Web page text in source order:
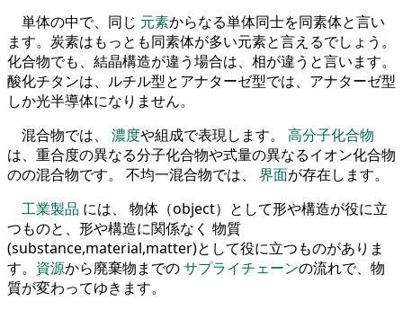
単体の中で、同じ 元素からなる単体同士を同素体と言い
ます。炭素はもっとも同素体が多い元素と言えるでしょう。
化合物でも、結晶構造が違う場合は、相が違うと言います。
酸化チタンは、ルチル型とアナターゼ型では、アナターゼ型
しか光半導体になりません。
混合物では、 濃度や組成で表現します。 高分子化合物
は、重合度の異なる分子化合物や式量の異なるイオン化合物
のの混合物です。 不均一混合物では、 界面が存在します。
工業製品 には、 物体（object）として形や構造が役に立
つものと、形や構造に関係なく 物質
(substance,material,matter)として役に立つものがありま
す。 資源から廃棄物までのサプライチェーンの流れで、物
質が変わってゆきます。